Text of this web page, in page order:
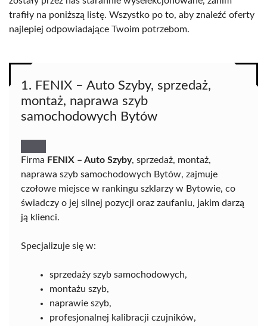
trafiły na poniższą listę. Wszystko po to, aby znaleźć oferty
najlepiej odpowiadające Twoim potrzebom.
1. FENIX – Auto Szyby, sprzedaż,
montaż, naprawa szyb
samochodowych Bytów
Firma FENIX – Auto Szyby, sprzedaż, montaż,
naprawa szyb samochodowych Bytów, zajmuje
czołowe miejsce w rankingu szklarzy w Bytowie, co
świadczy o jej silnej pozycji oraz zaufaniu, jakim darzą
ją klienci.
Specjalizuje się w:
sprzedaży szyb samochodowych,
montażu szyb,
naprawie szyb,
profesjonalnej kalibracji czujników,